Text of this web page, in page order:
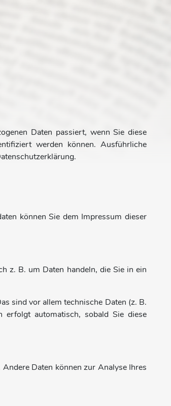
Daten passiert, wenn Sie diese
werden können. Ausführliche
können Sie dem Impressum dieser
z. B. um Daten handeln, die Sie in ein
sind vor allem technische Daten (z. B.
erfolgt automatisch, sobald Sie diese
Daten können zur Analyse Ihres